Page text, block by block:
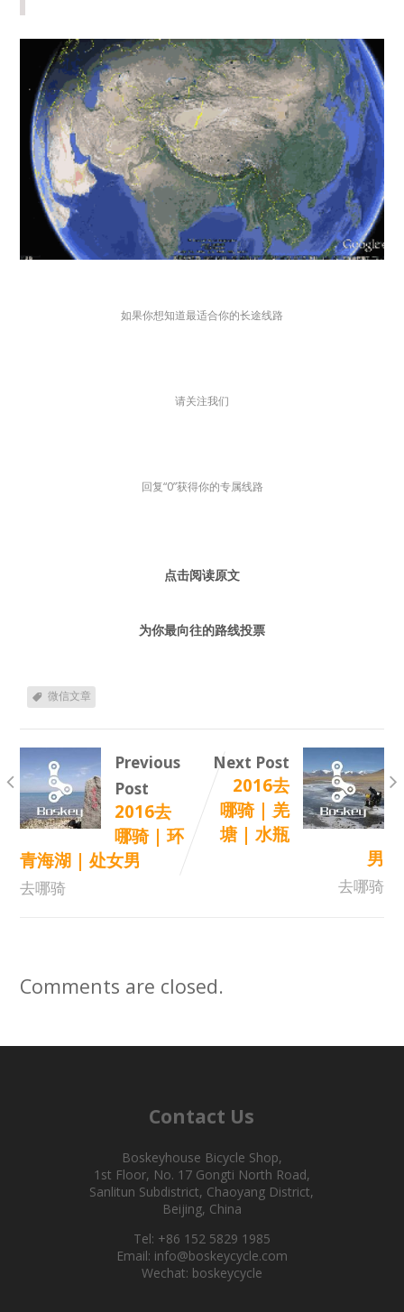
如果你想知道最适合你的长途线路
请关注我们
回复“0”获得你的专属线路
点击阅读原文
为你最向往的路线投票
微信文章
Previous
Post
2016去
哪骑 | 环
青海湖 | 处女男
去哪骑
Next Post
2016去
哪骑 | 羌
塘 | 水瓶
男
去哪骑
Comments are closed.
Contact Us
Boskeyhouse Bicycle Shop,
1st Floor, No. 17 Gongti North Road,
Sanlitun Subdistrict, Chaoyang District,
Beijing, China
Tel: +86 152 5829 1985
Email: info@boskeycycle.com
Wechat: boskeycycle